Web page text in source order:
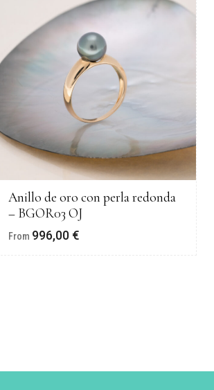
Anillo de oro con perla redonda
– BGOR03 OJ
From 996,00 €